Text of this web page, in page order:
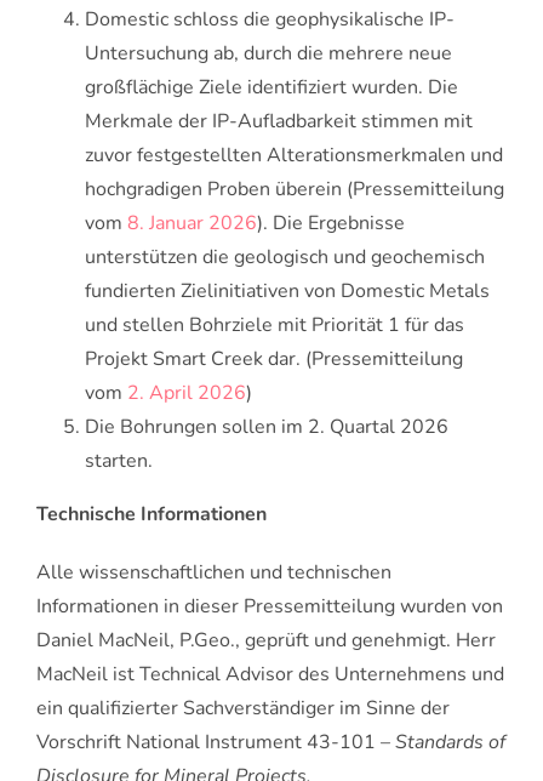
Domestic schloss die geophysikalische IP-
Untersuchung ab, durch die mehrere neue
großflächige Ziele identifiziert wurden. Die
Merkmale der IP-Aufladbarkeit stimmen mit
zuvor festgestellten Alterationsmerkmalen und
hochgradigen Proben überein (Pressemitteilung
vom 8. Januar 2026). Die Ergebnisse
unterstützen die geologisch und geochemisch
fundierten Zielinitiativen von Domestic Metals
und stellen Bohrziele mit Priorität 1 für das
Projekt Smart Creek dar. (Pressemitteilung
vom 2. April 2026)
Die Bohrungen sollen im 2. Quartal 2026
starten.
Technische Informationen
Alle wissenschaftlichen und technischen
Informationen in dieser Pressemitteilung wurden von
Daniel MacNeil, P.Geo., geprüft und genehmigt. Herr
MacNeil ist Technical Advisor des Unternehmens und
ein qualifizierter Sachverständiger im Sinne der
Vorschrift National Instrument 43-101 –Standards of